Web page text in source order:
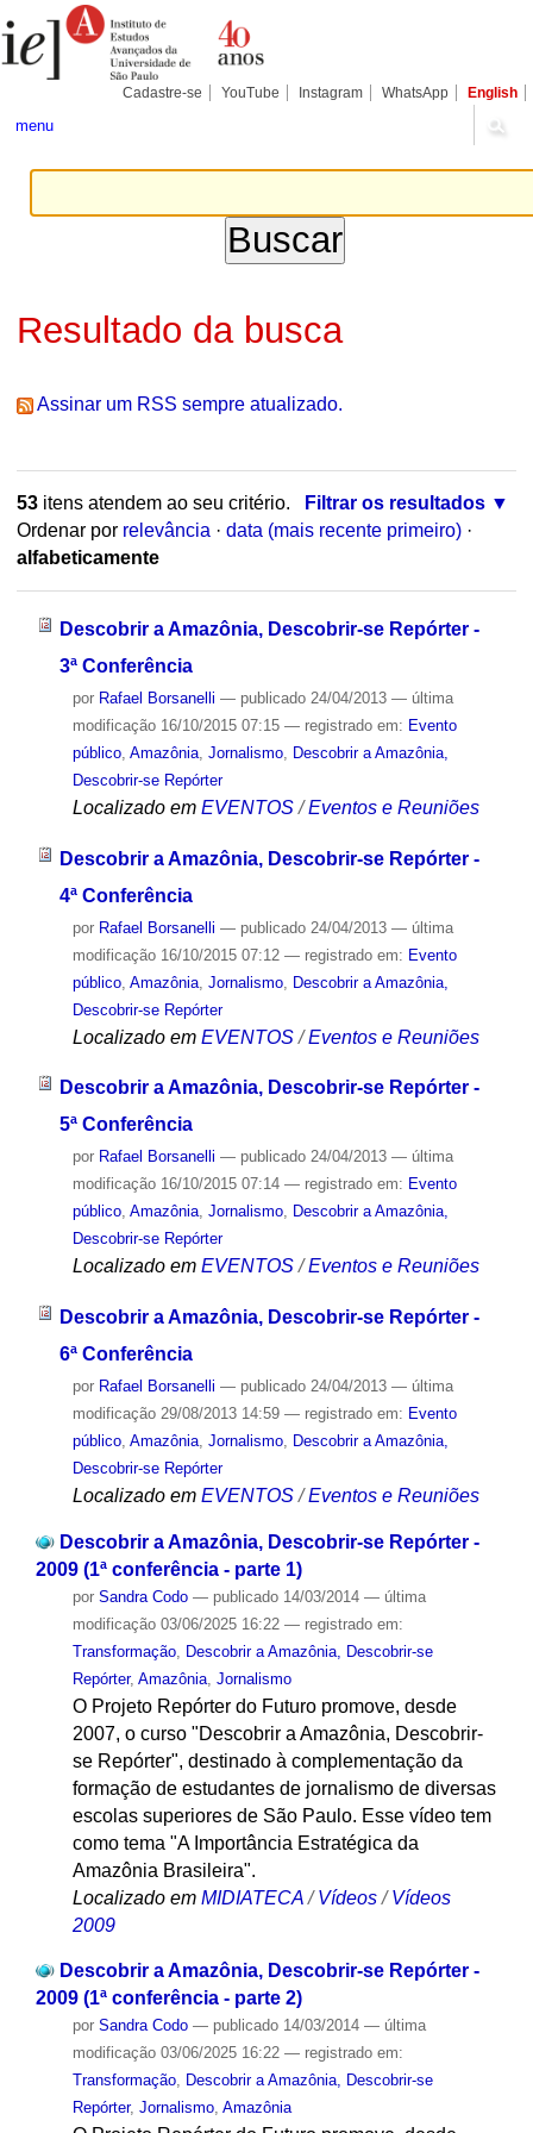
para
conteúdo.
Pessoais
Cadastre-se YouTube Instagram WhatsApp English
menu
Resultado da busca
Assinar um RSS sempre atualizado.
53itens atendem ao seu critério.
Filtrar os resultados
Ordenar por relevância · data (mais recente primeiro) ·
alfabeticamente
Descobrir a Amazônia, Descobrir-se Repórter -
3ª Conferência
por Rafael Borsanelli — publicado24/04/2013 — última
modificação16/10/2015 07:15 — registrado em: Evento
público, Amazônia, Jornalismo,
Descobrir a Amazônia,
Descobrir-se Repórter
Localizado em EVENTOS /Eventos e Reuniões
Descobrir a Amazônia, Descobrir-se Repórter -
4ª Conferência
por Rafael Borsanelli — publicado24/04/2013 — última
modificação16/10/2015 07:12 — registrado em: Evento
público, Amazônia, Jornalismo, Descobrir a Amazônia,
Descobrir-se Repórter
Localizado em EVENTOS /Eventos e Reuniões
Descobrir a Amazônia, Descobrir-se Repórter -
5ª Conferência
por Rafael Borsanelli — publicado24/04/2013 — última
modificação16/10/2015 07:14 — registrado em: Evento
público, Amazônia, Jornalismo, Descobrir a Amazônia,
Descobrir-se Repórter
Localizado em EVENTOS /Eventos e Reuniões
Descobrir a Amazônia, Descobrir-se Repórter -
6ª Conferência
por Rafael Borsanelli — publicado24/04/2013 — última
modificação29/08/2013 14:59 — registrado em: Evento
público, Amazônia, Jornalismo, Descobrir a Amazônia,
Descobrir-se Repórter
Localizado em EVENTOS /Eventos e Reuniões
Descobrir a Amazônia, Descobrir-se Repórter -
2009 (1ª conferência - parte 1)
por Sandra Codo — publicado14/03/2014 — última
modificação03/06/2025 16:22 — registrado em:
Transformação, Descobrir a Amazônia, Descobrir-se
Repórter, Amazônia, Jornalismo
O Projeto Repórter do Futuro promove, desde
2007, o curso "Descobrir a Amazônia, Descobrir-
se Repórter", destinado à complementação da
formação de estudantes de jornalismo de diversas
escolas superiores de São Paulo. Esse vídeo tem
como tema "A Importância Estratégica da
Amazônia Brasileira".
Localizado em MIDIATECA /Vídeos /Vídeos
2009
Descobrir a Amazônia, Descobrir-se Repórter -
2009 (1ª conferência - parte 2)
por Sandra Codo — publicado14/03/2014 — última
modificação03/06/2025 16:22 — registrado em:
Transformação, Descobrir a Amazônia, Descobrir-se
Repórter, Jornalismo, Amazônia